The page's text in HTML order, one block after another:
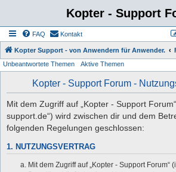
Kopter - Support
FAQ Kontakt
Kopter Support - von Anwendern für Anwender.
Unbeantwortete Themen Aktive Themen
Kopter - Support Forum -
Mit dem Zugriff auf „Kopter - Support
support.de“) wird zwischen dir und dem
folgenden Regelungen geschlossen:
1. NUTZUNGSVERTRAG
Mit dem Zugriff auf „Kopter - Support Forum“